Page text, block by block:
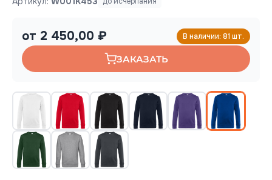
от 2 450,00 ₽ В наличии: 81 шт.
ЗАКАЗАТЬ